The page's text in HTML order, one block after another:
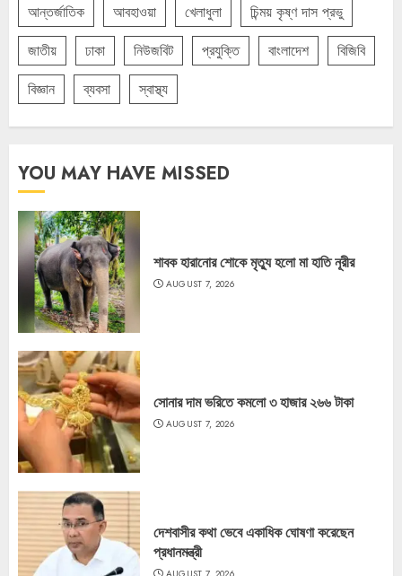
আন্তর্জাতিক
আবহাওয়া খেলাধুলা
চিন্ময় কৃষ্ণ দাস প্রভু
জাতীয়
ঢাকা নিউজবিট প্রযুক্তি বাংলাদেশ
বিজিবি
বিজ্ঞান
ব্যবসা স্বাস্থ্য
YOU MAY HAVE MISSED
শাবক হারানোর শোকে মৃত্যু হলো মা হাতি নূরীর
AUGUST 7, 2026
সোনার দাম ভরিতে কমলো ৩ হাজার ২৬৬ টাকা
AUGUST 7, 2026
দেশবাসীর কথা ভেবে একাধিক ঘোষণা করেছেন
প্রধানমন্ত্রী